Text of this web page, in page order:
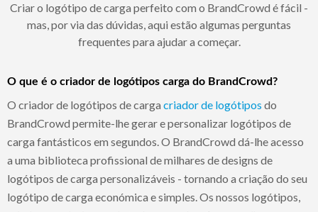
Criar o logótipo de carga perfeito com o BrandCrowd é fácil -
mas, por via das dúvidas, aqui estão algumas perguntas
frequentes para ajudar a começar.
O que é o criador de logótipos carga do BrandCrowd?
O criador de logótipos de carga criador de logótipos do
BrandCrowd permite-lhe gerar e personalizar logótipos de
carga fantásticos em segundos. O BrandCrowd dá-lhe acesso
a uma biblioteca profissional de milhares de designs de
logótipos de carga personalizáveis - tornando a criação do seu
logótipo de carga económica e simples. Os nossos logótipos,